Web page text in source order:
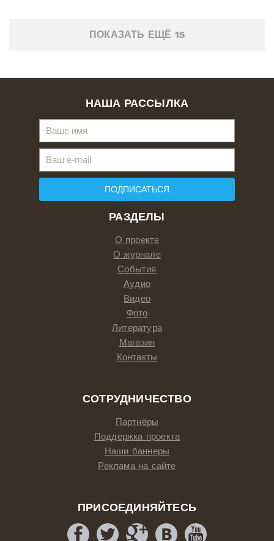
ПОКАЗАТЬ ЕЩЁ 15
РАЗДЕЛЫ
О проекте
О журнале
События
Аудио
Видео
Фото
Литература
Магазин
Контакты
СОТРУДНИЧЕСТВО
Партнёры
Поддержка проекта
Наши баннеры
Реклама на сайте
ПРИСОЕДИНЯЙТЕСЬ
НАША РАССЫЛКА
ПОДПИСАТЬСЯ